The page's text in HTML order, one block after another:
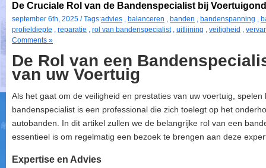
De Cruciale Rol van de Bandenspecialist bij
september 6th, 2025 / Tags:advies , balanceren , banden , bandenspanning ,
profieldiepte , reparatie , rol van bandenspecialist, uitlijning , veiligheid ,
Comments »
De Rol van een
van uw Voertuig
Als het gaat om de veiligheid en prestaties van uw voertuig,
bandenspecialist is een professional die zich toelegt op het
autobanden. In dit artikel zullen we de belangrijke rol van een
essentieel is om regelmatig een bezoek te brengen aan deze
Expertise en Advies